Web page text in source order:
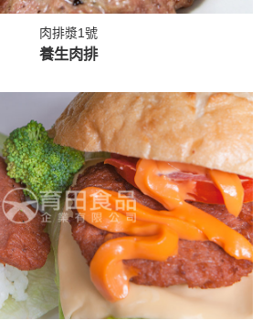
肉排漿1號
養生肉排